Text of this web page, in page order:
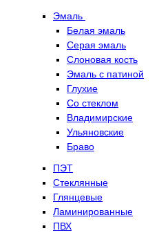
Эмаль
Белая эмаль
Серая эмаль
Слоновая кость
Эмаль с патиной
Глухие
Со стеклом
Владимирские
Ульяновские
Браво
ПЭТ
Стеклянные
Глянцевые
Ламинированные
ПВХ